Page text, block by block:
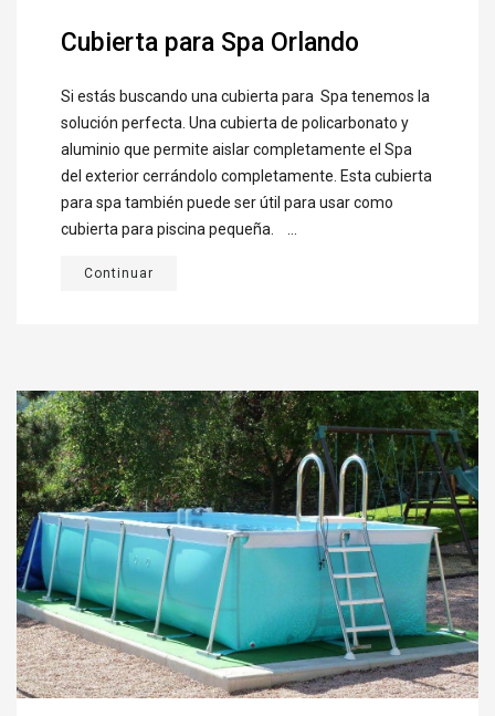
CLORACIÓN SALINA
CLIMATIZACIÓN
BLOG
Cubierta para Spa Orlando
Si estás buscando una cubierta para Spa tenemos la
solución perfecta. Una cubierta de policarbonato y
aluminio que permite aislar completamente el Spa
del exterior cerrándolo completamente. Esta cubierta
para spa también puede ser útil para usar como
cubierta para piscina pequeña. ...
Continuar